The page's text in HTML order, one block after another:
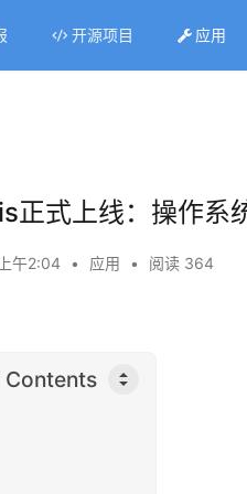
开源项目 应用
正式上线：操作系
午2:04 • 应用 • 阅读 364
Contents